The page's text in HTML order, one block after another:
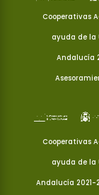
Cooperativas
ayuda de la
Andalucía
Cooperativas
ayuda de la
Andalucía 2021-